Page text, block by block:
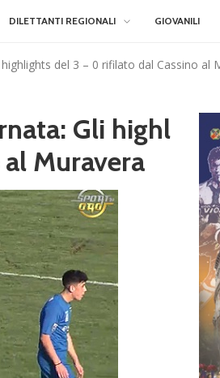
DILETTANTI REGIONALI GIOVANILI
del 3 – 0 rifilato dal Cassino al
Gli highl
Muravera